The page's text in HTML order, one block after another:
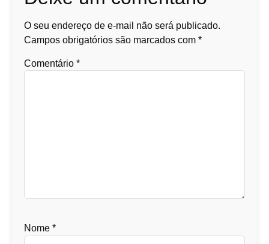
O seu endereço de e-mail não será publicado.
Campos obrigatórios são marcados com *
Comentário *
Nome *